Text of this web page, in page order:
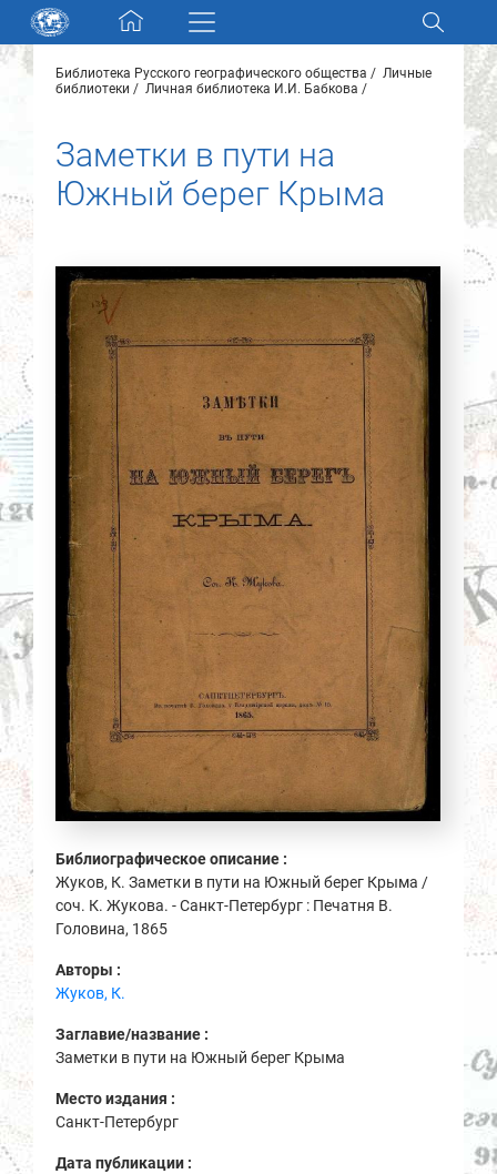
Skip navigation
Разделы и коллекции
Электронный каталог
Новости
О нас
Контакты
Партнеры
Найти
Библиотека Русского географического общества
Личные
библиотеки
Личная библиотека И.И. Бабкова
Заметки в пути на
Южный берег Крыма
Библиографическое описание :
Жуков, К. Заметки в пути на Южный берег Крыма /
соч. К. Жукова. - Санкт-Петербург : Печатня В.
Головина, 1865
Авторы :
Жуков, К.
Заглавие/название :
Заметки в пути на Южный берег Крыма
Место издания :
Санкт-Петербург
Дата публикации :